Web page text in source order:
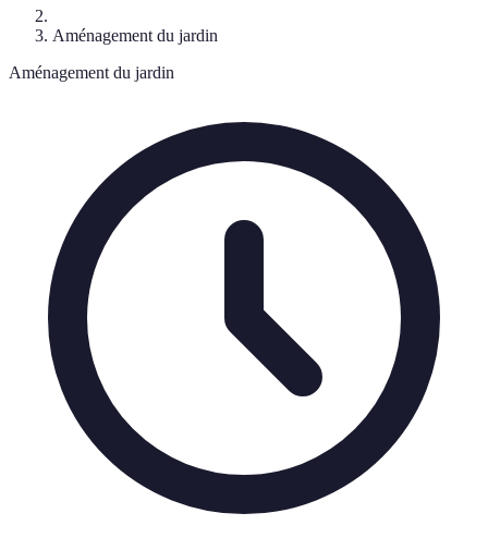
Aménagement du jardin
Aménagement du jardin